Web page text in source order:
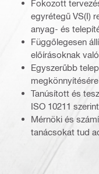
Fokozott
egyrétegű VS(I)
anyag- és
Függőlegesen
előírásoknak
Egyszerűbb
megkönnyítésére
Tanúsított és
ISO 10211
Mérnöki és
tanácsokat tud